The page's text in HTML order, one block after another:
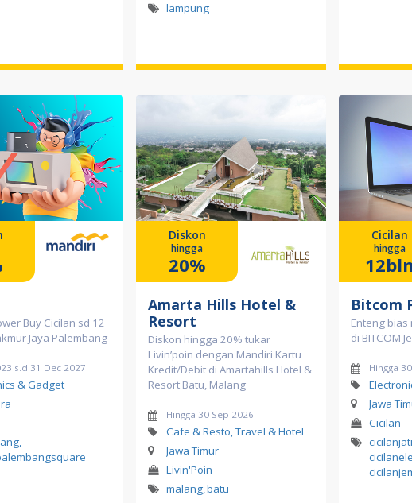
lampung
Buy Cicilan sd 12
Jaya Palembang
s.d 31 Dec 2027
& Gadget
,
Diskon
hingga
20%
Amarta Hills Hotel &
Resort
Diskon hingga 20% tukar
Livin’poin dengan Mandiri Kartu
Kredit/Debit di Amartahills Hotel &
Resort Batu, Malang
Hingga 30 Sep 2026
Cafe & Resto, Travel & Hotel
Jawa Timur
Livin'Poin
malang,batu
Cicilan
hingga
12bln
Bitcom
Enteng
di BITCOM
Hingga
Jawa
Cicilan